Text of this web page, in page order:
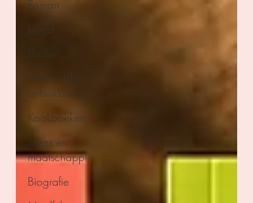
Roman
Jeugd
Thriller
Persoonlijke
ontwikkeling
Kookboeken
Mens en
maatschappij
Biografie